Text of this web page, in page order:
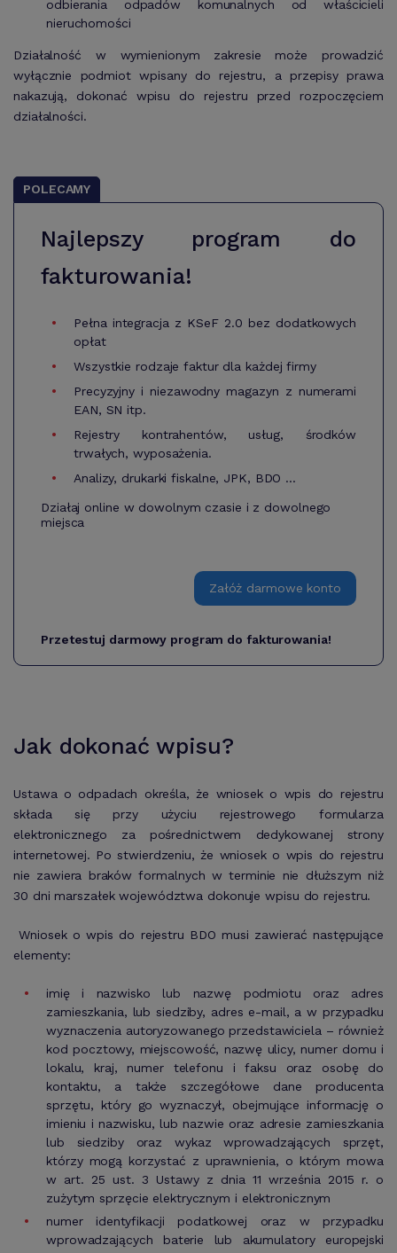
odbierania odpadów komunalnych od właścicieli
nieruchomości
Działalność w wymienionym zakresie może prowadzić
wyłącznie podmiot wpisany do rejestru, a przepisy prawa
nakazują, dokonać wpisu do rejestru przed rozpoczęciem
działalności.
POLECAMY
Najlepszy program do
fakturowania!
Pełna integracja z KSeF 2.0 bez dodatkowych
opłat
Wszystkie rodzaje faktur dla każdej firmy
Precyzyjny i niezawodny magazyn z numerami
EAN, SN itp.
Rejestry kontrahentów, usług, środków
trwałych, wyposażenia.
Analizy, drukarki fiskalne, JPK, BDO ...
Działaj online w dowolnym czasie i z dowolnego
miejsca
Załóż darmowe konto
Przetestuj darmowy program do fakturowania!
Jak dokonać wpisu?
Ustawa o odpadach określa, że wniosek o wpis do rejestru
składa się przy użyciu rejestrowego formularza
elektronicznego za pośrednictwem dedykowanej strony
internetowej. Po stwierdzeniu, że wniosek o wpis do rejestru
nie zawiera braków formalnych w terminie nie dłuższym niż
30 dni marszałek województwa dokonuje wpisu do rejestru.
Wniosek o wpis do rejestru BDO musi zawierać następujące
elementy:
imię i nazwisko lub nazwę podmiotu oraz adres
zamieszkania, lub siedziby, adres e-mail, a w przypadku
wyznaczenia autoryzowanego przedstawiciela – również
kod pocztowy, miejscowość, nazwę ulicy, numer domu i
lokalu, kraj, numer telefonu i faksu oraz osobę do
kontaktu, a także szczegółowe dane producenta
sprzętu, który go wyznaczył, obejmujące informację o
imieniu i nazwisku, lub nazwie oraz adresie zamieszkania
lub siedziby oraz wykaz wprowadzających sprzęt,
którzy mogą korzystać z uprawnienia, o którym mowa
w art. 25 ust. 3 Ustawy z dnia 11 września 2015 r. o
zużytym sprzęcie elektrycznym i elektronicznym
numer identyfikacji podatkowej oraz w przypadku
wprowadzających baterie lub akumulatory europejski